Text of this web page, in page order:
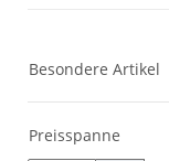
Besondere Artikel
Preisspanne